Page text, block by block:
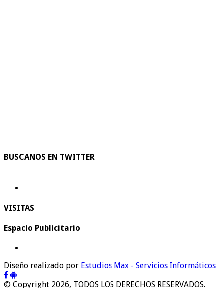
BUSCANOS EN TWITTER
VISITAS
Espacio Publicitario
Diseño realizado por Estudios Max - Servicios Informáticos
© Copyright 2026, TODOS LOS DERECHOS RESERVADOS.